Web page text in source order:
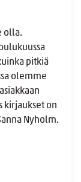
olla.
pitkiä
olemme
kirjaukset on
Nyholm.